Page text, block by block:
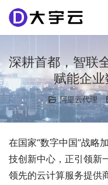
深耕首都，智联
赋能企
阿里云代理
在国家“数字中国”战略
技创新中心，正引领新
领先的云计算服务提供